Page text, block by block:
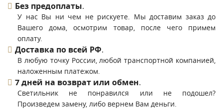
Без предоплаты.
У нас Вы ни чем не рискуете. Мы доставим заказ до
Вашего дома, осмотрим товар, после чего примем
оплату.
Доставка по всей РФ.
В любую точку России, любой транспортной компанией,
наложенным платежом.
7 дней на возврат или обмен.
Светильник не понравился или не подошел?
Произведем замену, либо вернем Вам деньги.